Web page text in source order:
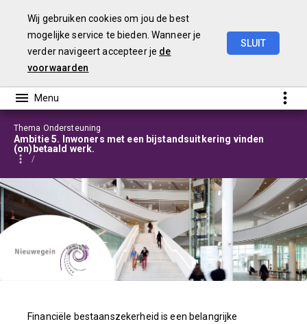
Wij gebruiken cookies om jou de best
mogelijke service te bieden. Wanneer je
verder navigeert accepteer je de
voorwaarden
SLUIT
Thema Ondersteuning
Ambitie 5. Inwoners met een bijstandsuitkering vinden
(on)betaald werk.
Financiële bestaanszekerheid is een belangrijke